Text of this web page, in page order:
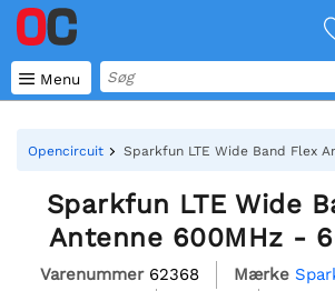
 Menu
Opencircuit Sparkfun LTE Wide Band Flex
Sparkfun LTE Wide
Antenne 600MHz -
Varenummer 62368 Mærke